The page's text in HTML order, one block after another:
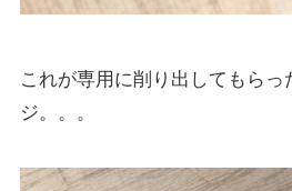
これが専用に削り出してもら
ジ。。。